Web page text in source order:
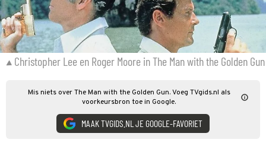
Christopher Lee en Roger Moore in The Man with the Golden Gun
Mis niets over The Man with the Golden Gun. Voeg TVgids.nl als
voorkeursbron toe in Google.
MAAK TVGIDS.NL JE GOOGLE-FAVORIET